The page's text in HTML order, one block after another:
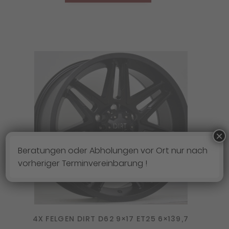
4X FELGEN DIRT D62 9×17 ET25 6×139,7
Beratungen oder Abholungen vor Ort nur nach
vorheriger Terminvereinbarung !
×